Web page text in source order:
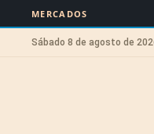
MERCADOS
Sábado 8 de agosto de